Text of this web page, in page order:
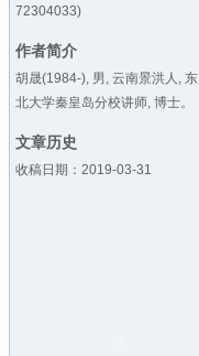
72304033)
作者简介
胡晟(1984-), 男, 云南景洪人, 东
北大学秦皇岛分校讲师, 博士。
文章历史
收稿日期：2019-03-31